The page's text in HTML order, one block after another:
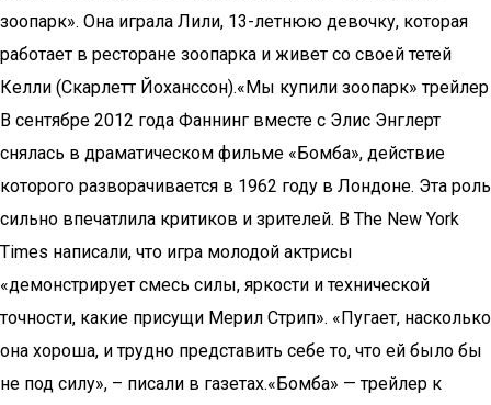
зоопарк». Она играла Лили, 13-летнюю девочку, которая
работает в ресторане зоопарка и живет со своей тетей
Келли (Скарлетт Йоханссон).«Мы купили зоопарк» трейлер
В сентябре 2012 года Фаннинг вместе с Элис Энглерт
снялась в драматическом фильме «Бомба», действие
которого разворачивается в 1962 году в Лондоне. Эта роль
сильно впечатлила критиков и зрителей. В The New York
Times написали, что игра молодой актрисы
«демонстрирует смесь силы, яркости и технической
точности, какие присущи Мерил Стрип». «Пугает, насколько
она хороша, и трудно представить себе то, что ей было бы
не под силу», – писали в газетах.«Бомба» — трейлер к